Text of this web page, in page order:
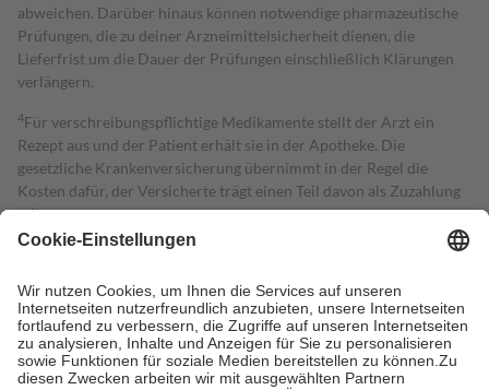
abweichen. Darüber hinaus können notwendige pharmazeutische
Prüfungen, die zu deiner Arzneimittelsicherheit dienen, die
Lieferfrist um die Dauer der Prüfungen einschließlich Klärungen
verlängern.
4Für verschreibungspflichtige Medikamente stellt der Arzt ein
Rezept aus und der Patient erhält sie in der Apotheke. Die
gesetzliche Krankenversicherung übernimmt in der Regel die
Kosten dafür, der Versicherte trägt einen Teil davon als Zuzahlung
mit.
Grundsätzlich leisten Mitglieder Zuzahlungen in Höhe von zehn
höchstens zehn Euro.
Es sind jedoch nie mehr als die tatsächlichen
Kosten der Leistung zu entrichten.
Diese Regeln gelten grundsätzlich auch für Online-Apotheken.
Bei Heilmitteln und häuslicher Krankenpflege beträgt die
Zuzahlung zehn Prozent der Kosten sowie zehn Euro je